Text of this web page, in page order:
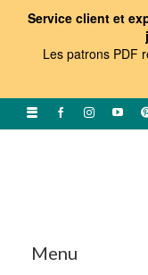
Service client et
Les patrons PDF
Menu